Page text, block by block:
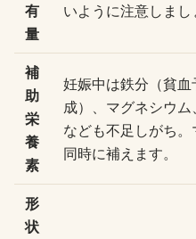
有
量
いように注意しまし
補
助
栄
養
素
妊娠中は鉄分（貧
成）、マグネシウ
なども不足しがち
同時に補えます。
形
状